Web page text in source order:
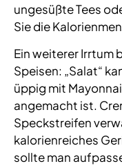
ungesüßte Tees
Sie die
Ein weiterer Irrtum
Speisen: „Salat“
üppig mit
angemacht ist.
Speckstreifen
kalorienreiches
sollte man